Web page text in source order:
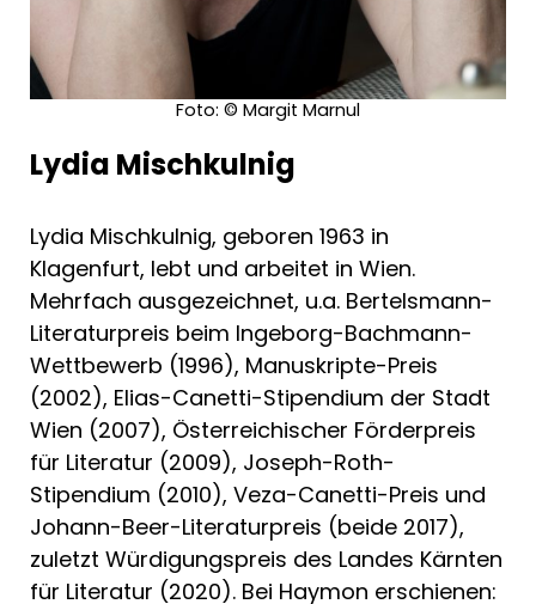
Foto: © Margit Marnul
Lydia Mischkulnig
Lydia Mischkulnig, geboren 1963 in
Klagenfurt, lebt und arbeitet in Wien.
Mehrfach ausgezeichnet, u.a. Bertelsmann-
Literaturpreis beim Ingeborg-Bachmann-
Wettbewerb (1996), Manuskripte-Preis
(2002), Elias-Canetti-Stipendium der Stadt
Wien (2007), Österreichischer Förderpreis
für Literatur (2009), Joseph-Roth-
Stipendium (2010), Veza-Canetti-Preis und
Johann-Beer-Literaturpreis (beide 2017),
zuletzt Würdigungspreis des Landes Kärnten
für Literatur (2020). Bei Haymon erschienen: